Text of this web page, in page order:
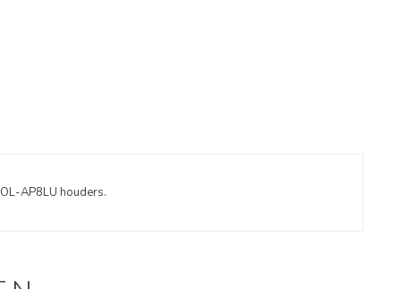
AP8LU houders.